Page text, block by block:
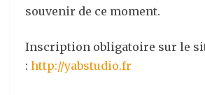
souvenir de ce moment.
Inscription obligatoire sur le
: http://yabstudio.fr